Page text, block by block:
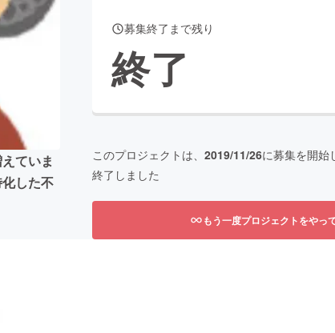
CAMPFIRE Creation
ていま
した不
募集終了まで残り
終了
このプロジェクトは、 2019/11/26に募集を開始
終了しました
もう一度プロジェクトをやっ